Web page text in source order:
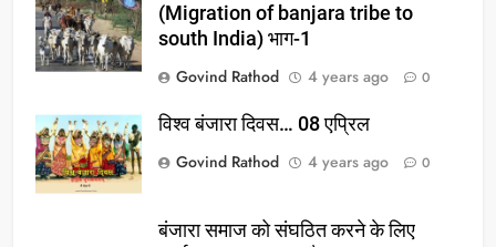
(Migration of banjara tribe to
south India) भाग-1
Govind Rathod
4 years ago 0
विश्व बंजारा दिवस… 08 एप्रिल
Govind Rathod
4 years ago 0
बंजारा समाज को संघठित करने के लिए